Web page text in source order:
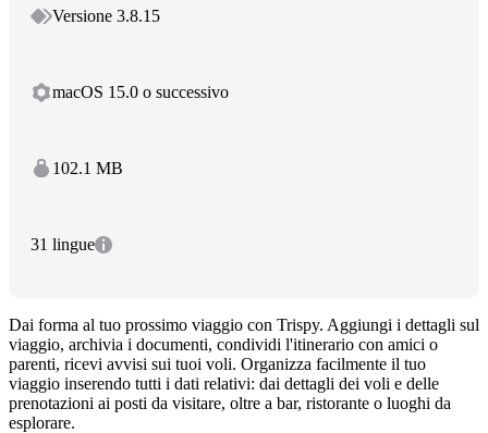
Versione 3.8.15
macOS 15.0 o successivo
102.1 MB
31 lingue
Dai forma al tuo prossimo viaggio con Trispy. Aggiungi i dettagli sul
viaggio, archivia i documenti, condividi l'itinerario con amici o
parenti, ricevi avvisi sui tuoi voli. Organizza facilmente il tuo
viaggio inserendo tutti i dati relativi: dai dettagli dei voli e delle
prenotazioni ai posti da visitare, oltre a bar, ristorante o luoghi da
esplorare.